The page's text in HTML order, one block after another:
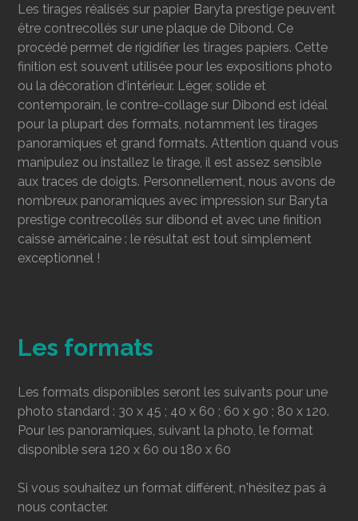
Les tirages réalisés sur papier Baryta prestige peuvent
être contrecollés sur une plaque de Dibond. Ce
procédé permet de rigidifier les tirages papiers. Cette
finition est souvent utilisée pour les expositions photo
ou la décoration d'intérieur. Léger, solide et
contemporain, le contre-collage sur Dibond est idéal
pour la plupart des formats, notamment les tirages
panoramiques et grand formats. Attention quand vous
manipulez ou installez le tirage, il est assez sensible
aux traces de doigts. Personnellement, nous avons de
nombreux panoramiques avec impression sur Baryta
prestige contrecollés sur dibond et avec une finition
caisse américaine : le résultat est tout simplement
exceptionnel !
Les formats
Les formats disponibles seront les suivants pour une
photo standard : 30 x 45 ; 40 x 60 ; 60 x 90 ; 80 x 120.
Pour les panoramiques, suivant la photo, le format
disponible sera 120 x 60 ou 180 x 60
Si vous souhaitez un format différent, n'hésitez pas à
nous contacter.